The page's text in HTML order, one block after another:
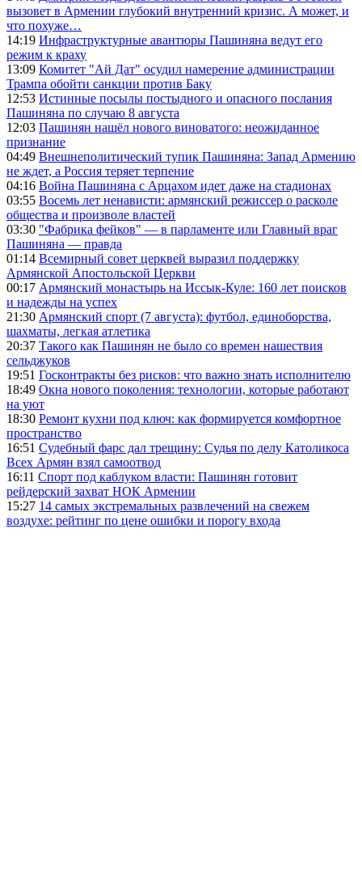
вызовет в Армении глубокий внутренний кризис. А может, и
что похуже…
14:19 Инфраструктурные авантюры Пашиняна ведут его
режим к краху
13:09 Комитет "Ай Дат" осудил намерение администрации
Трампа обойти санкции против Баку
12:53 Истинные посылы постыдного и опасного послания
Пашиняна по случаю 8 августа
12:03 Пашинян нашёл нового виноватого: неожиданное
признание
04:49 Внешнеполитический тупик Пашиняна: Запад Армению
не ждет, а Россия теряет терпение
04:16 Война Пашиняна с Арцахом идет даже на стадионах
03:55 Восемь лет ненависти: армянский режиссер о расколе
общества и произволе властей
03:30 "Фабрика фейков" — в парламенте или Главный враг
Пашиняна — правда
01:14 Всемирный совет церквей выразил поддержку
Армянской Апостольской Церкви
00:17 Армянский монастырь на Иссык-Куле: 160 лет поисков
и надежды на успех
21:30 Армянский спорт (7 августа): футбол, единоборства,
шахматы, легкая атлетика
20:37 Такого как Пашинян не было со времен нашествия
сельджуков
19:51 Госконтракты без рисков: что важно знать исполнителю
18:49 Окна нового поколения: технологии, которые работают
на уют
18:30 Ремонт кухни под ключ: как формируется комфортное
пространство
16:51 Судебный фарс дал трещину: Судья по делу Католикоса
Всех Армян взял самоотвод
16:11 Спорт под каблуком власти: Пашинян готовит
рейдерский захват НОК Армении
15:27 14 самых экстремальных развлечений на свежем
воздухе: рейтинг по цене ошибки и порогу входа